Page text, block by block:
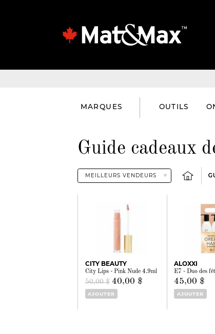
MARQUES OUTILS
Guide cadeaux
CITY BEAUTY
City Lips - Pink Nude 4.9ml
50,00 $ 40,00 $
AJOUTER
ALOXXI
E7 - Duo des
45,00 $
AJOUTER